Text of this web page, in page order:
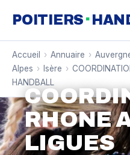
POITIERS ·
Accueil › Annuaire ›
Alpes › Isère ›
HANDBALL
RHONE
LIGUES